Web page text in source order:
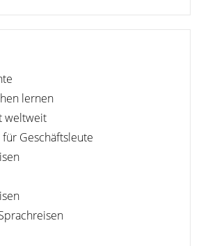
lernen
weltweit
Geschäftsleute